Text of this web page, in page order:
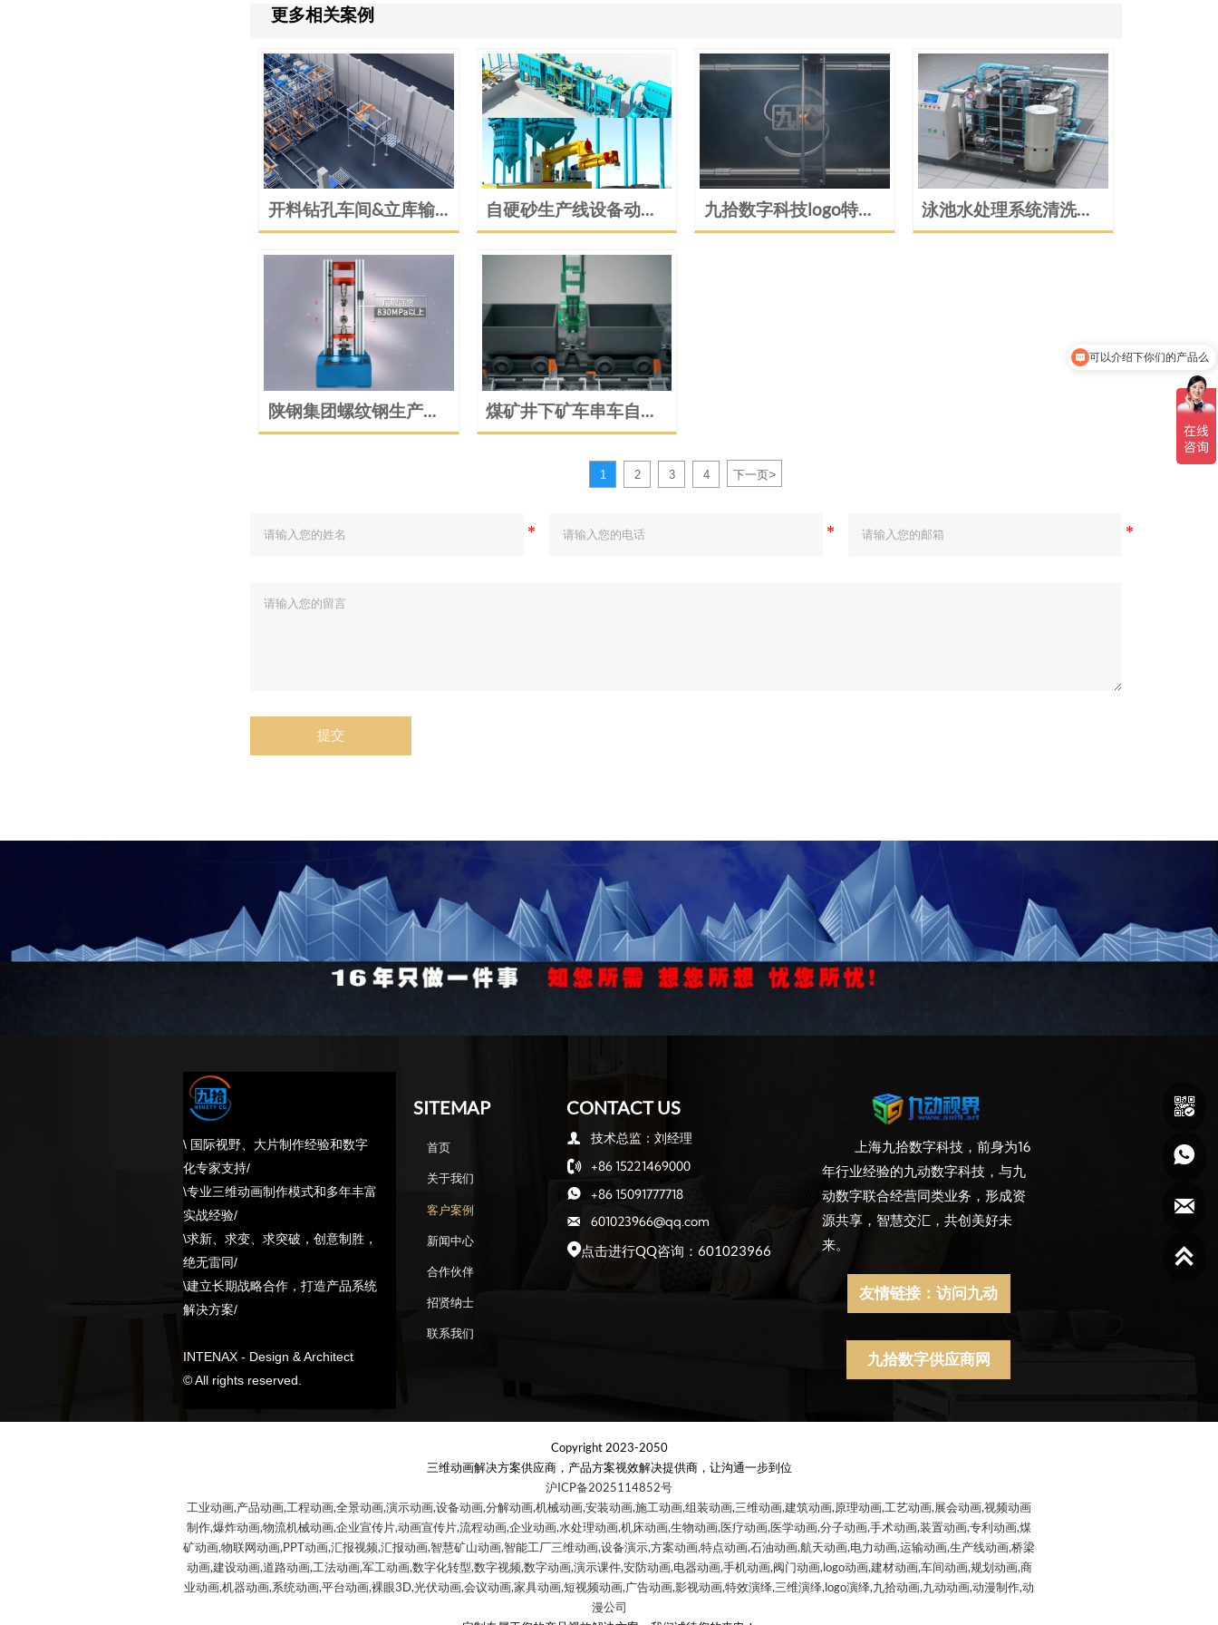
更多相关案例
开料钻孔车间&立库输
送系统动画演示
自硬砂生产线设备动画
演示
九拾数字科技logo特效
三维演绎
泳池水处理系统清洗设
备工作原理动画演示
陕钢集团螺纹钢生产加
工与应用展示
煤矿井下矿车串车自动
摘挂钩系统机器人动画
1 2 3 4 下一页>
提交
\ 国际视野、大片制作经验和数字
化专家支持/
\专业三维动画制作模式和多年丰富
实战经验/
\求新、求变、求突破，创意制胜，
绝无雷同/
\建立长期战略合作，打造产品系统
解决方案/
INTENAX - Design & Architect
© All rights reserved.
SITEMAP
首页
关于我们
客户案例
新闻中心
合作伙伴
招贤纳士
联系我们
CONTACT US
 技术总监：刘经理
 +86 15221469000
 +86 15091777718

601023966@qq.com
点击进行QQ咨询：601023966
上海九拾数字科技，前身为16
年行业经验的九动数字科技，与九
动数字联合经营同类业务，形成资
源共享，智慧交汇，共创美好未
来。
友情链接：访问九动
九拾数字供应商网
Copyright 2023-2050
三维动画解决方案供应商，产品方案视效解决提供商，让沟通一步到位
沪ICP备2025114852号
工业动画,产品动画,工程动画,全景动画,演示动画,设备动画,分解动画,机械动画,安装动画,施工动画,组装动画,三维动画,建筑动画,原理动画,工艺动画,展会动画,视频动画
制作,爆炸动画,物流机械动画,企业宣传片,动画宣传片,流程动画,企业动画,水处理动画,机床动画,生物动画,医疗动画,医学动画,分子动画,手术动画,装置动画,专利动画,煤
矿动画,物联网动画,PPT动画,汇报视频,汇报动画,智慧矿山动画,智能工厂三维动画,设备演示,方案动画,特点动画,石油动画,航天动画,电力动画,运输动画,生产线动画,桥梁
动画,建设动画,道路动画,工法动画,军工动画,数字化转型,数字视频,数字动画,演示课件,安防动画,电器动画,手机动画,阀门动画,logo动画,建材动画,车间动画,规划动画,商
业动画,机器动画,系统动画,平台动画,裸眼3D,光伏动画,会议动画,家具动画,短视频动画,广告动画,影视动画,特效演绎,三维演绎,logo演绎,九拾动画,九动动画,动漫制作,动
漫公司




你们是怎么收费的呢